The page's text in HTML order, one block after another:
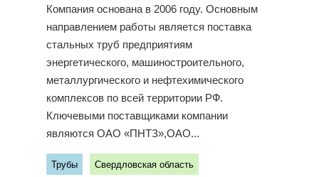
Компания основана в 2006 году. Основным
направлением работы является поставка
стальных труб предприятиям
энергетического, машиностроительного,
металлургического и нефтехимического
комплексов по всей территории РФ.
Ключевыми поставщиками компании
являются ОАО «ПНТЗ»,ОАО...
Трубы Свердловская область